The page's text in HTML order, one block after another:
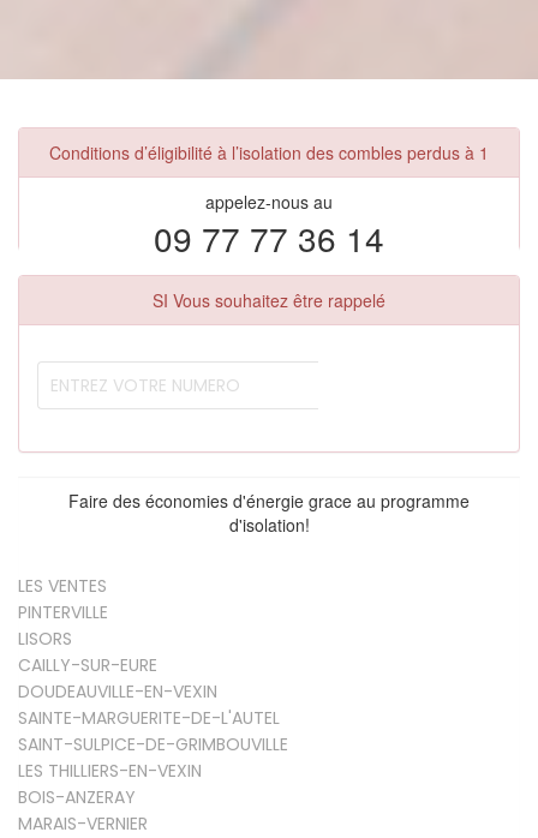
Conditions d’éligibilité à l’isolation des combles perdus à 1
appelez-nous au
09 77 77 36 14
SI Vous souhaitez être rappelé
Faire des économies d'énergie grace au programme
d'isolation!
LES VENTES
PINTERVILLE
LISORS
CAILLY-SUR-EURE
DOUDEAUVILLE-EN-VEXIN
SAINTE-MARGUERITE-DE-L'AUTEL
SAINT-SULPICE-DE-GRIMBOUVILLE
LES THILLIERS-EN-VEXIN
BOIS-ANZERAY
MARAIS-VERNIER